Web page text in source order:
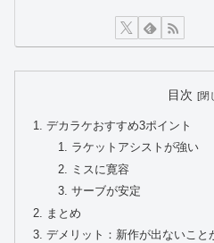
目次
デカラケおすすめ3ポイント
ラケットアシストが強い
ミスに寛容
サーブが安定
まとめ
デメリット：新作が出ないこと